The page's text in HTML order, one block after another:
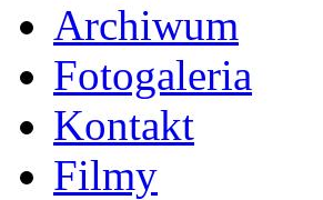
Archiwum
Fotogaleria
Kontakt
Filmy